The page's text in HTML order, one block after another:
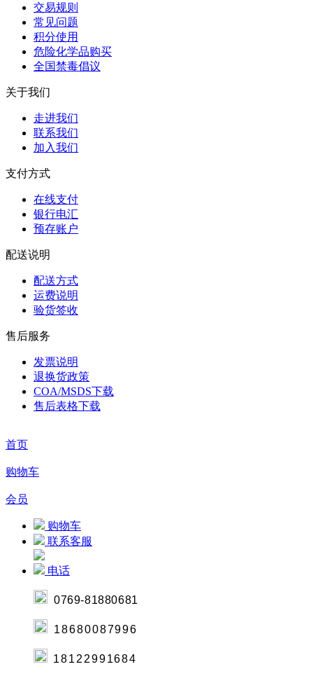
交易规则
常见问题
积分使用
危险化学品购买
全国禁毒倡议
关于我们
走进我们
联系我们
加入我们
支付方式
在线支付
银行电汇
预存账户
配送说明
配送方式
运费说明
验货签收
售后服务
发票说明
退换货政策
COA/MSDS下载
售后表格下载
首页
购物车
会员
购物车
联系客服
电话
0769-81880681
18680087996
18122991684